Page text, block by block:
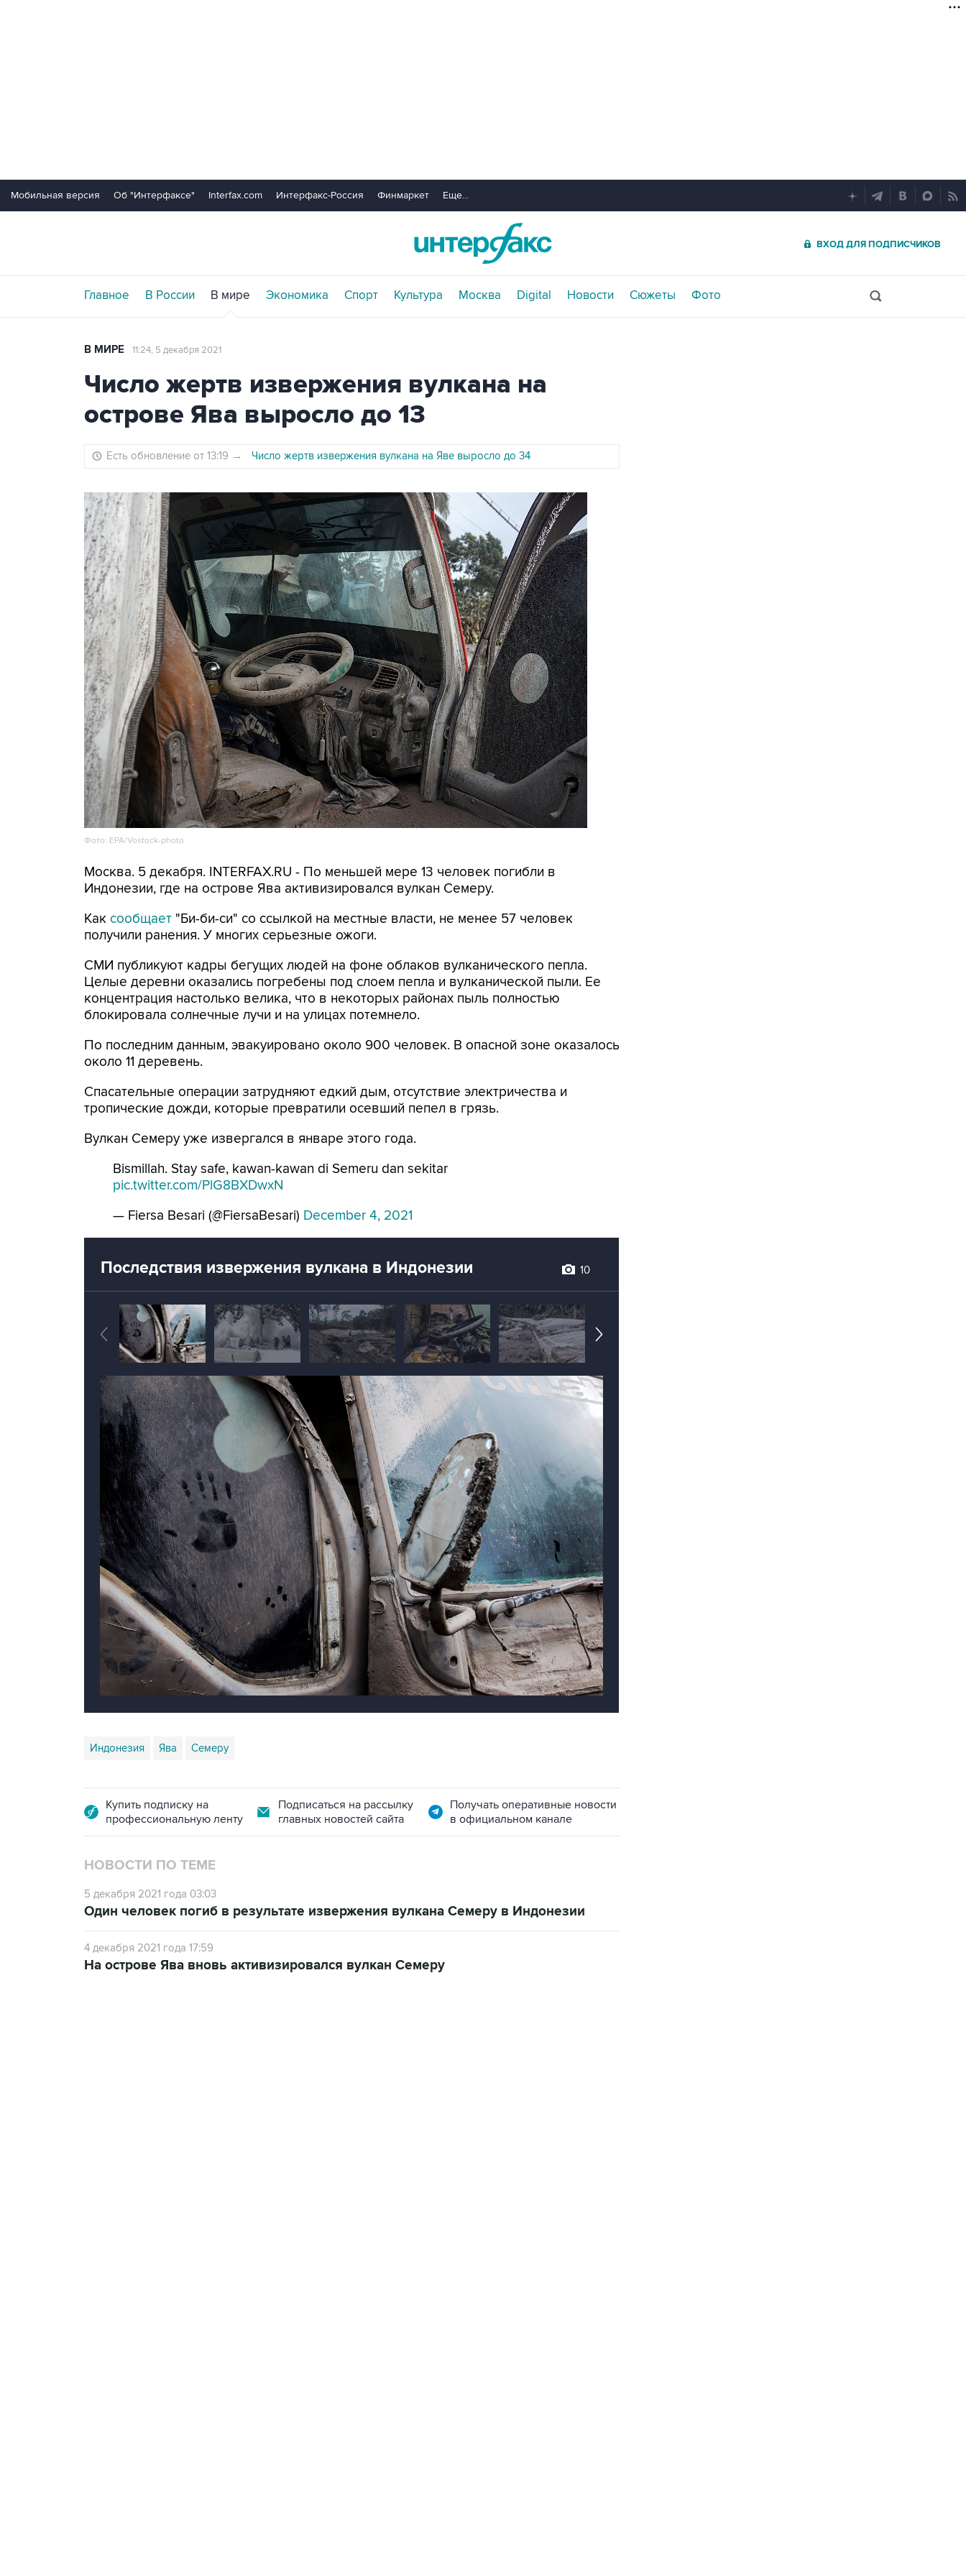
Мобильная версия Об "Интерфаксе" Interfax.com Интерфакс-Россия Финмаркет Еще...
ВХОД ДЛЯ ПОДПИСЧИКОВ
Главное В России В мире Экономика Спорт Культура Москва Digital Новости Сюжеты Фото
В МИРЕ 11:24, 5 декабря 2021
Число жертв извержения вулкана на
острове Ява выросло до 13
Есть обновление от 13:19 → Число жертв извержения вулкана на Яве выросло до 34
Фото: EPA/Vostock-photo
Москва. 5 декабря. INTERFAX.RU - По меньшей мере 13 человек погибли в
Индонезии, где на острове Ява активизировался вулкан Семеру.
Как сообщает "Би-би-си" со ссылкой на местные власти, не менее 57 человек
получили ранения. У многих серьезные ожоги.
СМИ публикуют кадры бегущих людей на фоне облаков вулканического пепла.
Целые деревни оказались погребены под слоем пепла и вулканической пыли. Ее
концентрация настолько велика, что в некоторых районах пыль полностью
блокировала солнечные лучи и на улицах потемнело.
По последним данным, эвакуировано около 900 человек. В опасной зоне оказалось
около 11 деревень.
Спасательные операции затрудняют едкий дым, отсутствие электричества и
тропические дожди, которые превратили осевший пепел в грязь.
Вулкан Семеру уже извергался в январе этого года.
Bismillah. Stay safe, kawan-kawan di Semeru dan sekitar
pic.twitter.com/PlG8BXDwxN
— Fiersa Besari (@FiersaBesari) December 4, 2021
Последствия извержения вулкана в Индонезии 10
Индонезия Ява Семеру
Купить подписку на
профессиональную ленту
Подписаться на рассылку
главных новостей сайта
Получать оперативные новости
в официальном канале
НОВОСТИ ПО ТЕМЕ
5 декабря 2021 года 03:03
Один человек погиб в результате извержения вулкана Семеру в Индонезии
4 декабря 2021 года 17:59
На острове Ява вновь активизировался вулкан Семеру